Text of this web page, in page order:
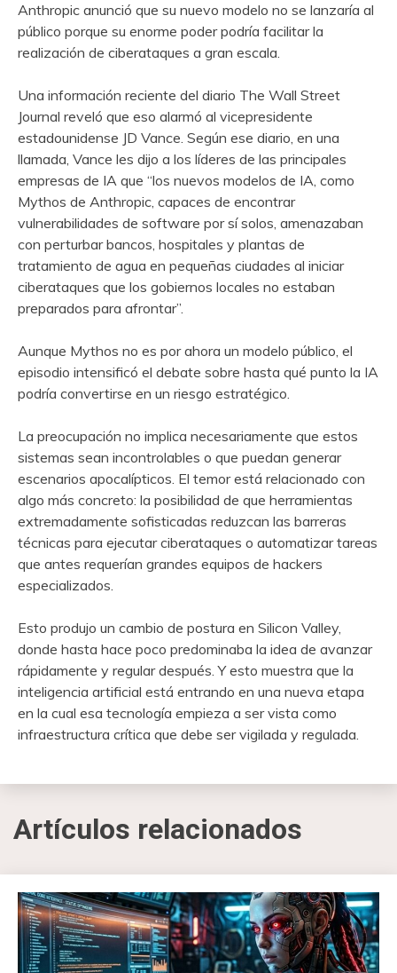
Anthropic anunció que su nuevo modelo no se lanzaría al
público porque su enorme poder podría facilitar la
realización de ciberataques a gran escala.
Una información reciente del diario The Wall Street
Journal reveló que eso alarmó al vicepresidente
estadounidense JD Vance. Según ese diario, en una
llamada, Vance les dijo a los líderes de las principales
empresas de IA que “los nuevos modelos de IA, como
Mythos de Anthropic, capaces de encontrar
vulnerabilidades de software por sí solos, amenazaban
con perturbar bancos, hospitales y plantas de
tratamiento de agua en pequeñas ciudades al iniciar
ciberataques que los gobiernos locales no estaban
preparados para afrontar”.
Aunque Mythos no es por ahora un modelo público, el
episodio intensificó el debate sobre hasta qué punto la IA
podría convertirse en un riesgo estratégico.
La preocupación no implica necesariamente que estos
sistemas sean incontrolables o que puedan generar
escenarios apocalípticos. El temor está relacionado con
algo más concreto: la posibilidad de que herramientas
extremadamente sofisticadas reduzcan las barreras
técnicas para ejecutar ciberataques o automatizar tareas
que antes requerían grandes equipos de hackers
especializados.
Esto produjo un cambio de postura en Silicon Valley,
donde hasta hace poco predominaba la idea de avanzar
rápidamente y regular después. Y esto muestra que la
inteligencia artificial está entrando en una nueva etapa
en la cual esa tecnología empieza a ser vista como
infraestructura crítica que debe ser vigilada y regulada.
Artículos relacionados